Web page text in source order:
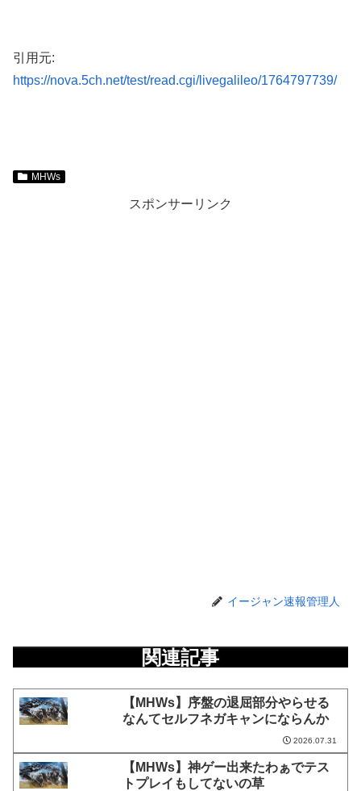
引用元:
https://nova.5ch.net/test/read.cgi/livegalileo/1764797739/
MHWs
スポンサーリンク
イージャン速報管理人
関連記事
【MHWs】序盤の退屈部分やらせる
なんてセルフネガキャンにならんか
2026.07.31
【MHWs】神ゲー出来たわぁでテス
トプレイもしてないの草